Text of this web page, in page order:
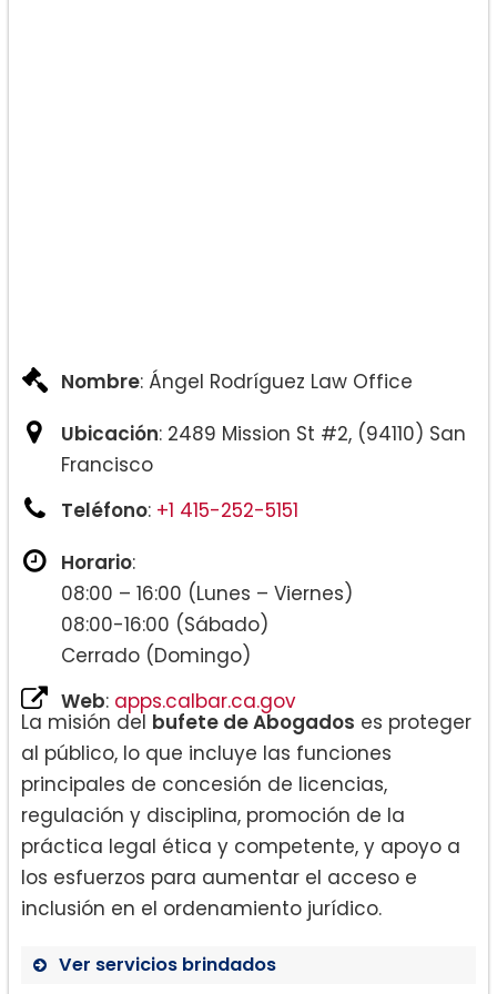
Nombre: Ángel Rodríguez Law Office
Ubicación: 2489 Mission St #2, (94110) San
Francisco
Teléfono: +1 415-252-5151
Horario:
08:00 – 16:00 (Lunes – Viernes)
08:00-16:00 (Sábado)
Cerrado (Domingo)
Web: apps.calbar.ca.gov
La misión del bufete de Abogados es proteger
al público, lo que incluye las funciones
principales de concesión de licencias,
regulación y disciplina, promoción de la
práctica legal ética y competente, y apoyo a
los esfuerzos para aumentar el acceso e
inclusión en el ordenamiento jurídico.
Ver servicios brindados